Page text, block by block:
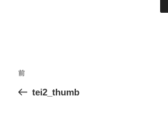
投
ナ
前
の
前
tei2_thumb